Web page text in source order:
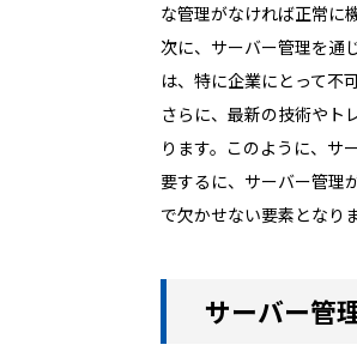
な管理がなければ正常に
次に、サーバー管理を通
は、特に企業にとって不
さらに、最新の技術やト
ります。このように、サ
要するに、サーバー管理
で欠かせない要素となりま
サーバー管